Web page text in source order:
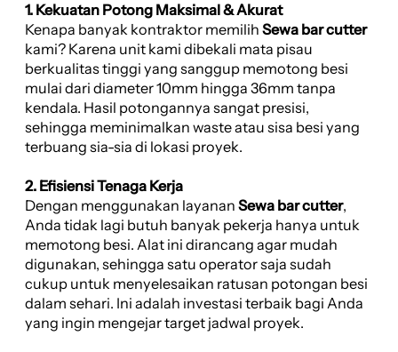
1. Kekuatan Potong Maksimal & Akurat
Kenapa banyak kontraktor memilih Sewa bar cutter
kami? Karena unit kami dibekali mata pisau
berkualitas tinggi yang sanggup memotong besi
mulai dari diameter 10mm hingga 36mm tanpa
kendala. Hasil potongannya sangat presisi,
sehingga meminimalkan waste atau sisa besi yang
terbuang sia-sia di lokasi proyek.
2. Efisiensi Tenaga Kerja
Dengan menggunakan layanan Sewa bar cutter,
Anda tidak lagi butuh banyak pekerja hanya untuk
memotong besi. Alat ini dirancang agar mudah
digunakan, sehingga satu operator saja sudah
cukup untuk menyelesaikan ratusan potongan besi
dalam sehari. Ini adalah investasi terbaik bagi Anda
yang ingin mengejar target jadwal proyek.